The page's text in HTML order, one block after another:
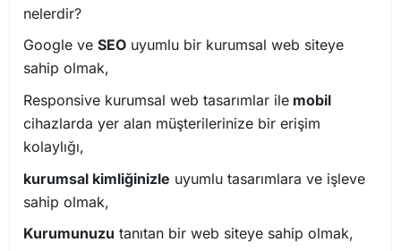
nelerdir?
Google ve SEO uyumlu bir kurumsal web siteye
sahip olmak,
Responsive kurumsal web tasarımlar ile mobil
cihazlarda yer alan müşterilerinize bir erişim
kolaylığı,
kurumsal kimliğinizle uyumlu tasarımlara ve işleve
sahip olmak,
Kurumunuzu tanıtan bir web siteye sahip olmak,